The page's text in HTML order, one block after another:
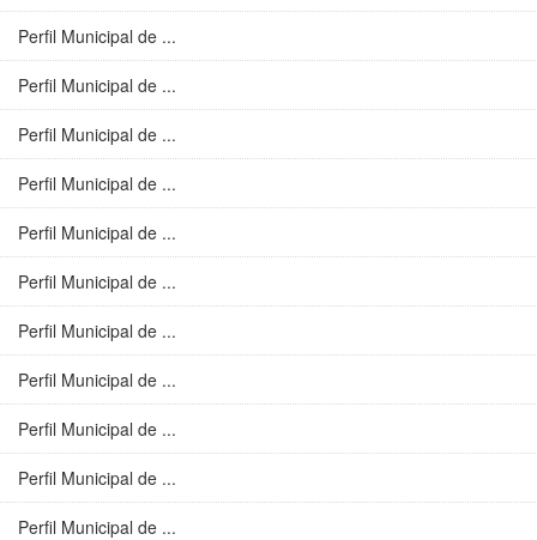
Perfil Municipal de ...
Perfil Municipal de ...
Perfil Municipal de ...
Perfil Municipal de ...
Perfil Municipal de ...
Perfil Municipal de ...
Perfil Municipal de ...
Perfil Municipal de ...
Perfil Municipal de ...
Perfil Municipal de ...
Perfil Municipal de ...